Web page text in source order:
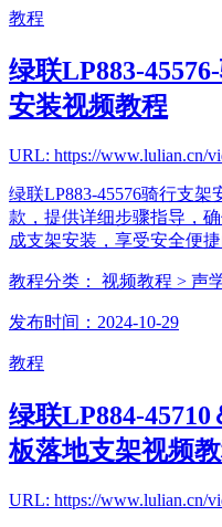
教程
绿联LP883-
安装视频教程
URL: https://www.lulian.cn/
绿联LP883-45576骑行支
款，提供详细步骤指导，
成支架安装，享受安全便捷
教程分类： 视频教程 > 声
发布时间：2024-10-29
教程
绿联LP884-45710
板落地支架视频
URL: https://www.lulian.cn/